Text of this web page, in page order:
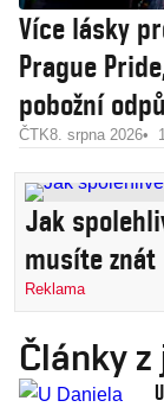
Více lásky
Prague
pobožní
ČTK8. srpna 2026
Jak
musíte znát
Reklama
Články